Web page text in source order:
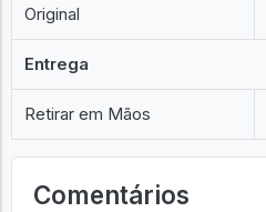
Garantia
Caixa
Original
Entrega